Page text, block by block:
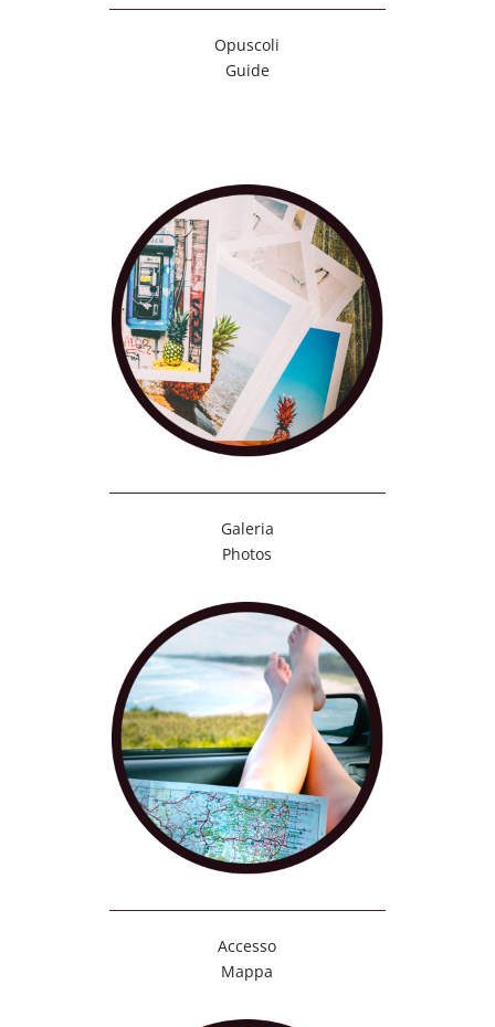
Opuscoli
Guide
Galeria
Photos
Accesso
Mappa